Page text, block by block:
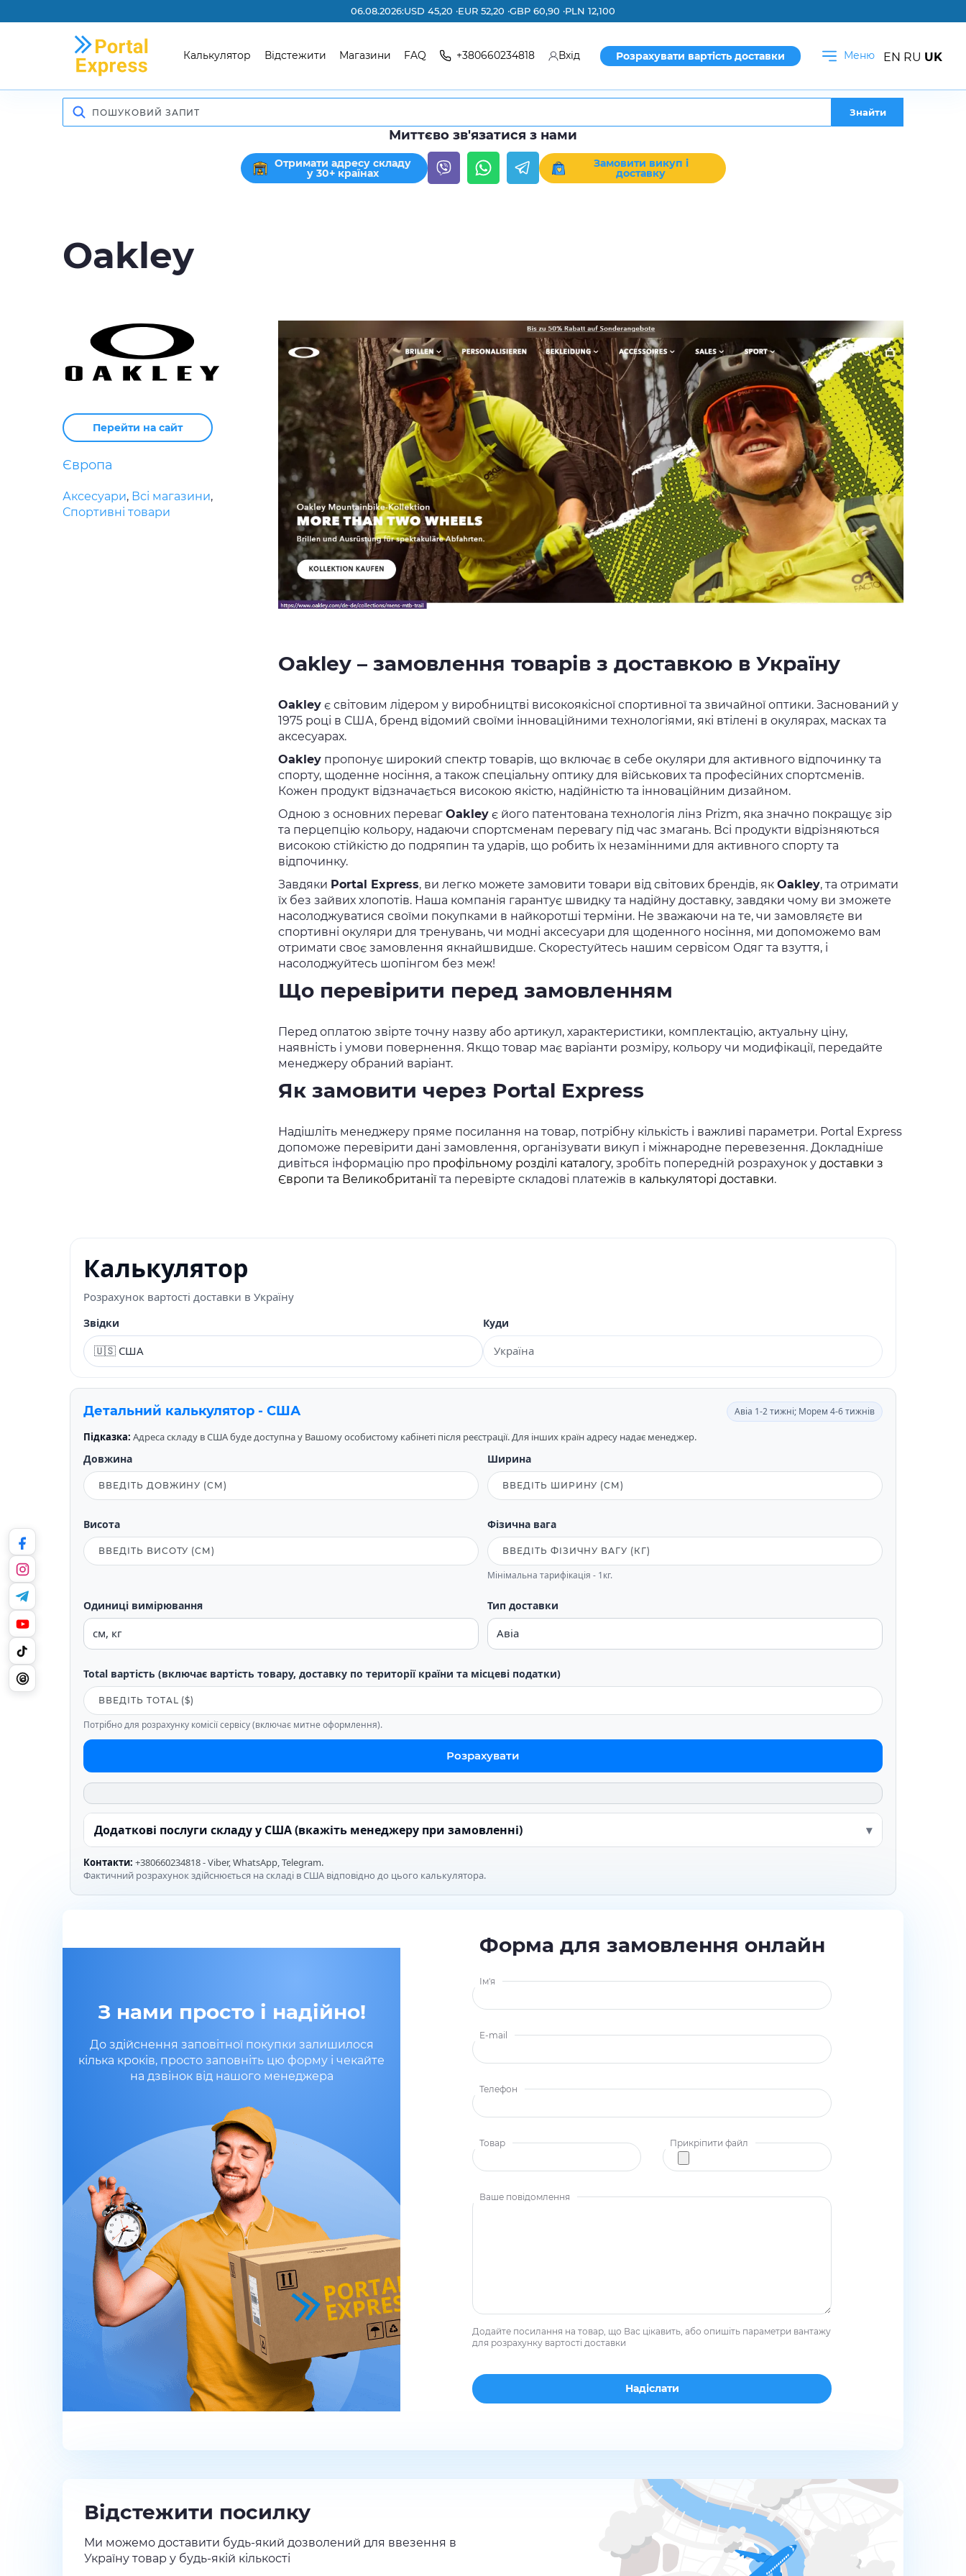
06.08.2026:USD 45,20 ·EUR 52,20 ·GBP 60,90 ·PLN 12,100
Калькулятор Відстежити Магазини FAQ +380660234818 Вхід Розрахувати вартість доставки Меню
Знайти
Миттєво зв'язатися з нами
Отримати адресу складу
у 30+ країнах
Замовити викуп і
доставку
Oakley
Перейти на сайт
Європа
Аксесуари, Всі магазини,
Спортивні товари
Oakley – замовлення товарів з доставкою в Україну
Oakley є світовим лідером у виробництві високоякісної спортивної та звичайної оптики. Заснований у
1975 році в США, бренд відомий своїми інноваційними технологіями, які втілені в окулярах, масках та
аксесуарах.
Oakley пропонує широкий спектр товарів, що включає в себе окуляри для активного відпочинку та
спорту, щоденне носіння, а також спеціальну оптику для військових та професійних спортсменів.
Кожен продукт відзначається високою якістю, надійністю та інноваційним дизайном.
Одною з основних переваг Oakley є його патентована технологія лінз Prizm, яка значно покращує зір
та перцепцію кольору, надаючи спортсменам перевагу під час змагань. Всі продукти відрізняються
високою стійкістю до подряпин та ударів, що робить їх незамінними для активного спорту та
відпочинку.
Завдяки Portal Express, ви легко можете замовити товари від світових брендів, як Oakley, та отримати
їх без зайвих хлопотів. Наша компанія гарантує швидку та надійну доставку, завдяки чому ви зможете
насолоджуватися своїми покупками в найкоротші терміни. Не зважаючи на те, чи замовляєте ви
спортивні окуляри для тренувань, чи модні аксесуари для щоденного носіння, ми допоможемо вам
отримати своє замовлення якнайшвидше. Скорестуйтесь нашим сервісом Одяг та взуття, і
насолоджуйтесь шопінгом без меж!
Що перевірити перед замовленням
Перед оплатою звірте точну назву або артикул, характеристики, комплектацію, актуальну ціну,
наявність і умови повернення. Якщо товар має варіанти розміру, кольору чи модифікації, передайте
менеджеру обраний варіант.
Як замовити через Portal Express
Надішліть менеджеру пряме посилання на товар, потрібну кількість і важливі параметри. Portal Express
допоможе перевірити дані замовлення, організувати викуп і міжнародне перевезення. Докладніше
дивіться інформацію про профільному розділі каталогу, зробіть попередній розрахунок у доставки з
Європи та Великобританії та перевірте складові платежів в калькуляторі доставки.
Калькулятор
Розрахунок вартості доставки в Україну
Звідки Куди
Детальний калькулятор - США Авіа 1-2 тижні; Морем 4-6 тижнів
Підказка: Адреса складу в США буде доступна у Вашому особистому кабінеті після реєстрації. Для інших країн адресу надає менеджер.
Довжина Ширина
Висота Фізична вага
Мінімальна тарифікація - 1кг.
Одиниці вимірювання Тип доставки
Total вартість (включає вартість товару, доставку по території країни та місцеві податки)
Потрібно для розрахунку комісії сервісу (включає митне оформлення).
Розрахувати
Додаткові послуги складу у США (вкажіть менеджеру при замовленні)
Контакти: +380660234818 - Viber, WhatsApp, Telegram.
Фактичний розрахунок здійснюється на складі в США відповідно до цього калькулятора.
З нами просто і надійно!
До здійснення заповітної покупки залишилося
кілька кроків, просто заповніть цю форму і чекайте
на дзвінок від нашого менеджера
Форма для замовлення онлайн
Ім'я
E-mail
Телефон
Товар Прикріпити файл
Ваше повідомлення
Додайте посилання на товар, що Вас цікавить, або опишіть параметри вантажу
для розрахунку вартості доставки
Відстежити посилку
Ми можемо доставити будь-який дозволений для ввезення в
Україну товар у будь-якій кількості
EN RU UK